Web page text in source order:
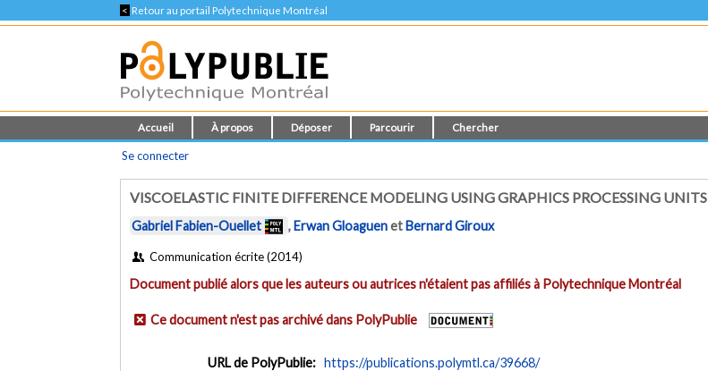
< Retour au portail Polytechnique Montréal
Accueil À propos Déposer Parcourir Chercher
Se connecter
VISCOELASTIC FINITE DIFFERENCE MODELING USING GRAPHICS PROCESSING UNITS
Gabriel Fabien-Ouellet ,Erwan GloaguenetBernard Giroux
Communication écrite (2014)
Document publié alors que les auteurs ou autrices n'étaient pas affiliés à Polytechnique Montréal
Ce document n'est pas archivé dans PolyPublie
URL de PolyPublie: https://publications.polymtl.ca/39668/